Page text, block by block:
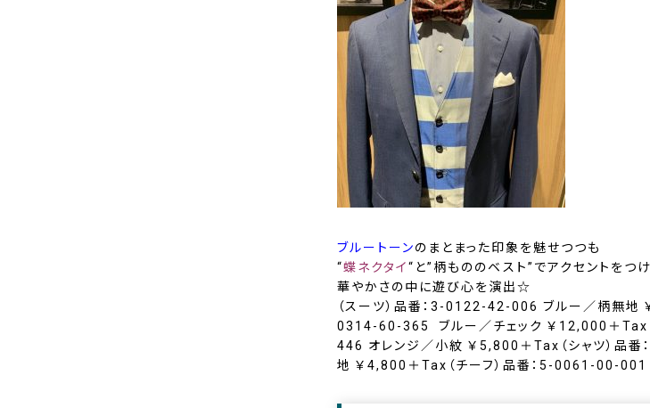
ブルートーンのまとまった印象を魅せつつも
“蝶ネクタイ“と”柄もののベスト”でアクセントをつ
華やかさの中に遊び心を演出☆
（スーツ）品番：3-0122-42-006 ブルー／柄無地
0314-60-365 ブルー／チェック ￥12,000＋Tax
446 オレンジ／小紋 ￥5,800＋Tax（シャツ）品
地 ￥4,800＋Tax（チーフ）品番：5-0061-00-